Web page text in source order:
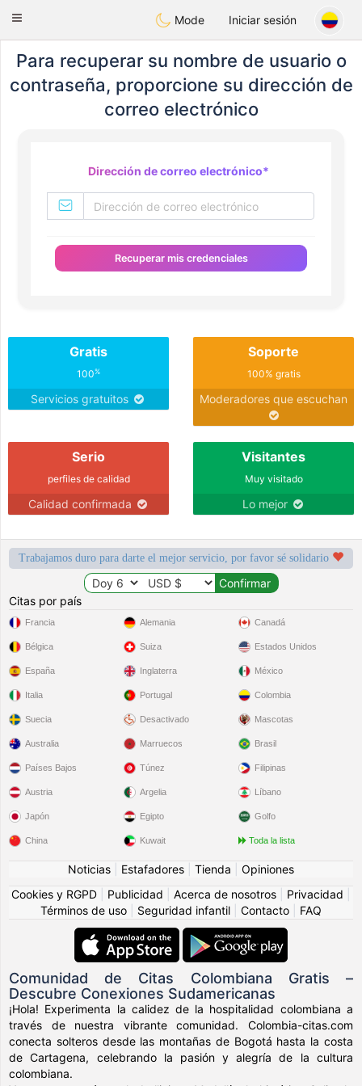
olombiaCitas
Toggle
Mode Iniciar sesión
Para recuperar su nombre de usuario o
contraseña, proporcione su dirección de
correo electrónico
Dirección de correo electrónico*
Recuperar mis credenciales
Gratis
100%
Servicios gratuitos
Soporte
100% gratis
Moderadores que escuchan
Serio
perfiles de calidad
Calidad confirmada
Visitantes
Muy visitado
Lo mejor
Trabajamos duro para darte el mejor servicio, por favor sé solidario
Citas por país
Francia
Bélgica
España
Italia
Suecia
Alemania
Suiza
Inglaterra
Portugal
Desactivado
Canadá
Estados Unidos
México
Colombia
Mascotas
Australia
Países Bajos
Austria
Japón
China
Marruecos
Túnez
Argelia
Egipto
Kuwait
Brasil
Filipinas
Líbano
Golfo
Toda la lista
Noticias Estafadores Tienda
Opiniones
Cookies y RGPD
Publicidad Acerca de nosotros Privacidad
Términos de uso
Seguridad infantil Contacto FAQ
Comunidad de Citas Colombiana Gratis –
Descubre Conexiones Sudamericanas
¡Hola! Experimenta la calidez de la hospitalidad colombiana a
través de nuestra vibrante comunidad. Colombia-citas.com
conecta solteros desde las montañas de Bogotá hasta la costa
de Cartagena, celebrando la pasión y alegría de la cultura
colombiana.